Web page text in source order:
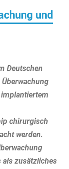
und
Deutschen
chirurgisch
werden.
als zusätzliches